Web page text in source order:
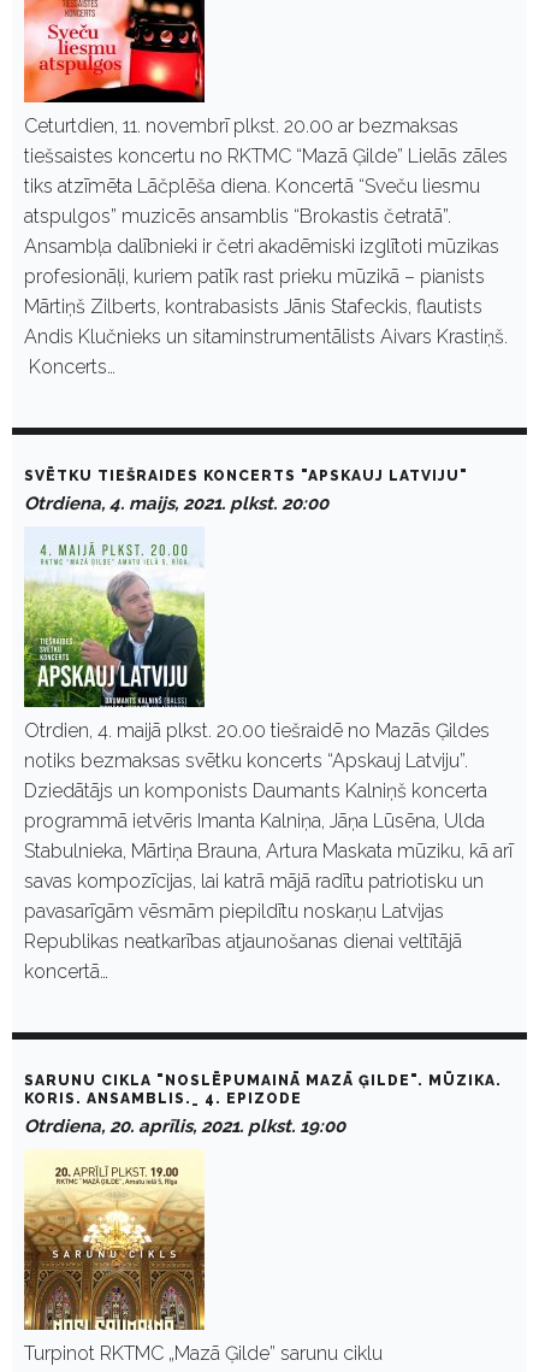
Ceturtdien, 11. novembrī plkst. 20.00 ar bezmaksas
tiešsaistes koncertu no RKTMC “Mazā Ģilde” Lielās zāles
tiks atzīmēta Lāčplēša diena. Koncertā “Sveču liesmu
atspulgos” muzicēs ansamblis “Brokastis četratā”.
Ansambļa dalībnieki ir četri akadēmiski izglītoti mūzikas
profesionāļi, kuriem patīk rast prieku mūzikā – pianists
Mārtiņš Zilberts, kontrabasists Jānis Stafeckis, flautists
Andis Klučnieks un sitaminstrumentālists Aivars Krastiņš.
Koncerts…
SVĒTKU TIEŠRAIDES KONCERTS "APSKAUJ LATVIJU"
Otrdiena, 4. maijs, 2021. plkst. 20:00
Otrdien, 4. maijā plkst. 20.00 tiešraidē no Mazās Ģildes
notiks bezmaksas svētku koncerts “Apskauj Latviju”.
Dziedātājs un komponists Daumants Kalniņš koncerta
programmā ietvēris Imanta Kalniņa, Jāņa Lūsēna, Ulda
Stabulnieka, Mārtiņa Brauna, Artura Maskata mūziku, kā arī
savas kompozīcijas, lai katrā mājā radītu patriotisku un
pavasarīgām vēsmām piepildītu noskaņu Latvijas
Republikas neatkarības atjaunošanas dienai veltītājā
koncertā…
SARUNU CIKLA "NOSLĒPUMAINĀ MAZĀ ĢILDE". MŪZIKA.
KORIS. ANSAMBLIS._ 4. EPIZODE
Otrdiena, 20. aprīlis, 2021. plkst. 19:00
Turpinot RKTMC „Mazā Ģilde” sarunu ciklu